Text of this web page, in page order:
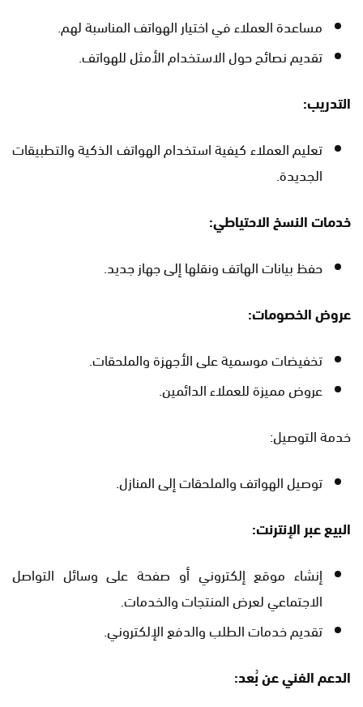
مساعدة العملاء في اختيار الهواتف المناسبة لهم.
تقديم نصائح حول الاستخدام الأمثل للهواتف.
التدريب:
تعليم العملاء كيفية استخدام الهواتف الذكية والتطبيقات
الجديدة.
خدمات النسخ الاحتياطي:
حفظ بيانات الهاتف ونقلها إلى جهاز جديد.
عروض الخصومات:
تخفيضات موسمية على الأجهزة والملحقات.
عروض مميزة للعملاء الدائمين.
خدمة التوصيل:
توصيل الهواتف والملحقات إلى المنازل.
البيع عبر الإنترنت:
إنشاء موقع إلكتروني أو صفحة على وسائل التواصل
الاجتماعي لعرض المنتجات والخدمات.
تقديم خدمات الطلب والدفع الإلكتروني.
الدعم الفني عن بُعد: